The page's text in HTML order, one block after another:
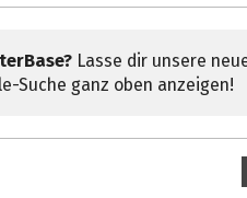
Lasse dir unsere
Suche ganz oben anzeigen!